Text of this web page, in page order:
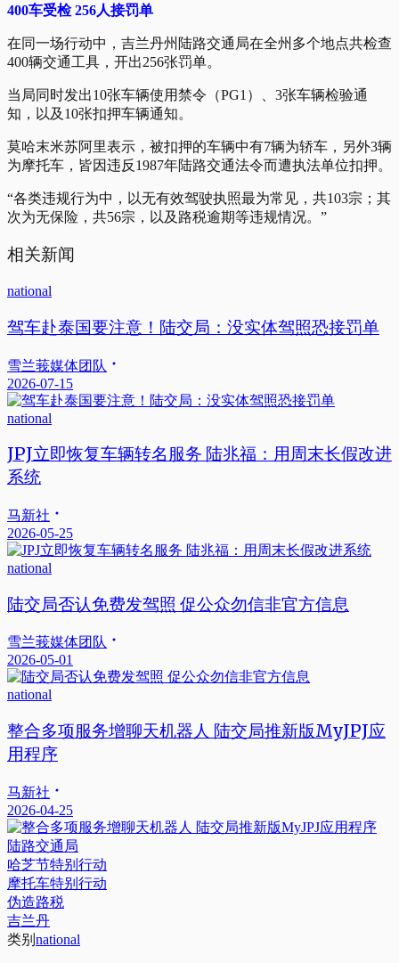
400车受检 256人接罚单
在同一场行动中，吉兰丹州陆路交通局在全州多个地点共检查
400辆交通工具，开出256张罚单。
当局同时发出10张车辆使用禁令（PG1）、3张车辆检验通
知，以及10张扣押车辆通知。
莫哈末米苏阿里表示，被扣押的车辆中有7辆为轿车，另外3辆
为摩托车，皆因违反1987年陆路交通法令而遭执法单位扣押。
“各类违规行为中，以无有效驾驶执照最为常见，共103宗；其
次为无保险，共56宗，以及路税逾期等违规情况。”
相关新闻
national
驾车赴泰国要注意！陆交局：没实体驾照恐接罚单
雪兰莪媒体团队
2026-07-15
national
JPJ立即恢复车辆转名服务 陆兆福：用周末长假改进
系统
马新社
2026-05-25
national
陆交局否认免费发驾照 促公众勿信非官方信息
雪兰莪媒体团队
2026-05-01
national
整合多项服务增聊天机器人 陆交局推新版MyJPJ应
用程序
马新社
2026-04-25
陆路交通局
哈芝节特别行动
摩托车特别行动
伪造路税
吉兰丹
类别 national